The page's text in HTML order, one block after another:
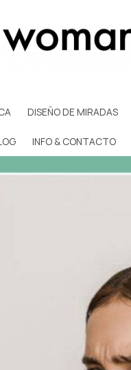
DISEÑO DE MIRADAS
INFO & CONTACTO